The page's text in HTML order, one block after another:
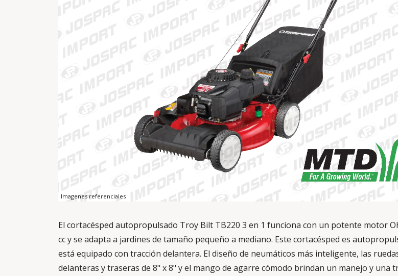
Imagenes referenciales
El cortacésped autopropulsado Troy Bilt TB220 3 en 1 funciona con un potente motor
cc y se adapta a jardines de tamaño pequeño a mediano. Este cortacésped es
está equipado con tracción delantera. El diseño de neumáticos más inteligente, las
delanteras y traseras de 8" x 8" y el mango de agarre cómodo brindan un manejo y una